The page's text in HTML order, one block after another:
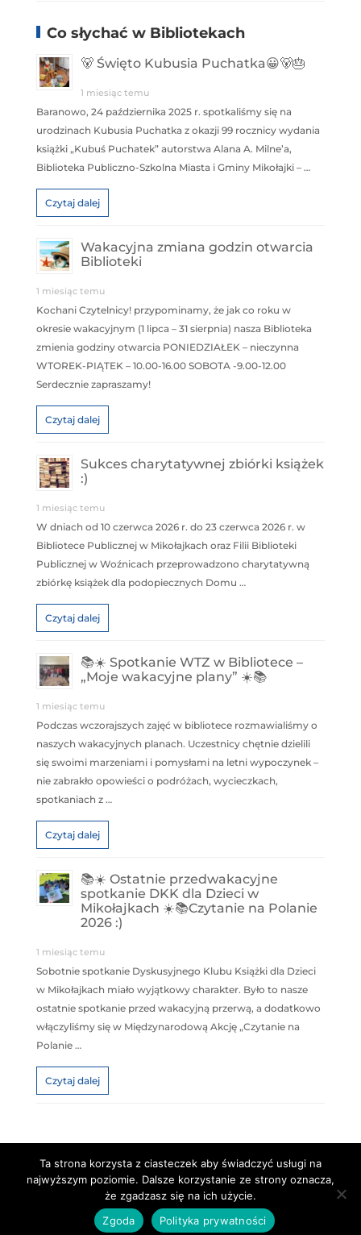
Co słychać w Bibliotekach
🐻 Święto Kubusia Puchatka😀🐻🎂
1 miesiąc temu
Baranowo, 24 października 2025 r. spotkaliśmy się na
urodzinach Kubusia Puchatka z okazji 99 rocznicy wydania
książki „Kubuś Puchatek” autorstwa Alana A. Milne’a,
Biblioteka Publiczno-Szkolna Miasta i Gminy Mikołajki – …
Czytaj dalej
Wakacyjna zmiana godzin otwarcia
Biblioteki
1 miesiąc temu
Kochani Czytelnicy! przypominamy, że jak co roku w
okresie wakacyjnym (1 lipca – 31 sierpnia) nasza Biblioteka
zmienia godziny otwarcia PONIEDZIAŁEK – nieczynna
WTOREK-PIĄTEK – 10.00-16.00 SOBOTA -9.00-12.00
Serdecznie zapraszamy!
Czytaj dalej
Sukces charytatywnej zbiórki książek
:)
1 miesiąc temu
W dniach od 10 czerwca 2026 r. do 23 czerwca 2026 r. w
Bibliotece Publicznej w Mikołajkach oraz Filii Biblioteki
Publicznej w Woźnicach przeprowadzono charytatywną
zbiórkę książek dla podopiecznych Domu …
Czytaj dalej
📚☀️ Spotkanie WTZ w Bibliotece –
„Moje wakacyjne plany” ☀️📚
1 miesiąc temu
Podczas wczorajszych zajęć w bibliotece rozmawialiśmy o
naszych wakacyjnych planach. Uczestnicy chętnie dzielili
się swoimi marzeniami i pomysłami na letni wypoczynek –
nie zabrakło opowieści o podróżach, wycieczkach,
spotkaniach z …
Czytaj dalej
📚☀️ Ostatnie przedwakacyjne
spotkanie DKK dla Dzieci w
Mikołajkach ☀️📚Czytanie na Polanie
2026 :)
1 miesiąc temu
Sobotnie spotkanie Dyskusyjnego Klubu Książki dla Dzieci
w Mikołajkach miało wyjątkowy charakter. Było to nasze
ostatnie spotkanie przed wakacyjną przerwą, a dodatkowo
włączyliśmy się w Międzynarodową Akcję „Czytanie na
Polanie …
Czytaj dalej
Copyright © Centrum Kultury "Kłobuk"
PROJEKT I REALIZACJA:NUMITOR.pl
Ta strona korzysta z ciasteczek aby świadczyć usługi na
najwyższym poziomie. Dalsze korzystanie ze strony oznacza,
że zgadzasz się na ich użycie.
Zgoda
Polityka prywatności